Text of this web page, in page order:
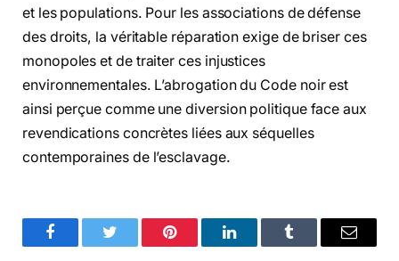
et les populations. Pour les associations de défense
des droits, la véritable réparation exige de briser ces
monopoles et de traiter ces injustices
environnementales. L’abrogation du Code noir est
ainsi perçue comme une diversion politique face aux
revendications concrètes liées aux séquelles
contemporaines de l’esclavage.
FacebookTwitter Pinterest LinkedInTumblr Email